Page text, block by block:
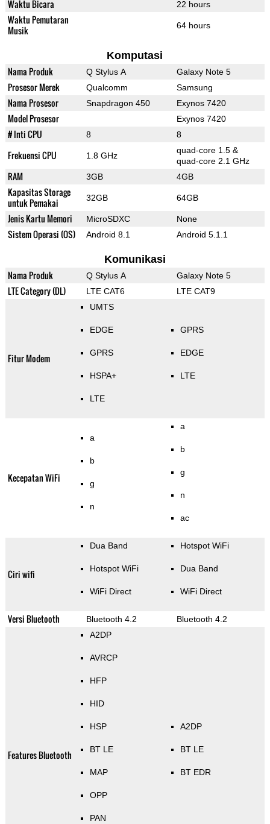
Waktu Bicara 22 hours
Waktu Pemutaran
Musik
64 hours
Komputasi
Nama Produk Q Stylus A Galaxy Note 5
Prosesor Merek Qualcomm Samsung
Nama Prosesor Snapdragon 450 Exynos 7420
Model Prosesor Exynos 7420
# Inti CPU 8 8
Frekuensi CPU 1.8 GHz
quad-core 1.5 &
quad-core 2.1 GHz
RAM 3GB 4GB
Kapasitas Storage
untuk Pemakai
32GB 64GB
Jenis Kartu Memori MicroSDXC None
Sistem Operasi (OS) Android 8.1 Android 5.1.1
Komunikasi
Nama Produk Q Stylus A Galaxy Note 5
LTE Category (DL) LTE CAT6 LTE CAT9
Fitur Modem
UMTS
EDGE
GPRS
HSPA+
LTE
GPRS
EDGE
LTE
Kecepatan WiFi
a
b
g
n
a
b
g
n
ac
Ciri wifi
Dua Band
Hotspot WiFi
WiFi Direct
Hotspot WiFi
Dua Band
WiFi Direct
Versi Bluetooth Bluetooth 4.2 Bluetooth 4.2
Features Bluetooth
A2DP
AVRCP
HFP
HID
HSP
BT LE
MAP
OPP
PAN
A2DP
BT LE
BT EDR